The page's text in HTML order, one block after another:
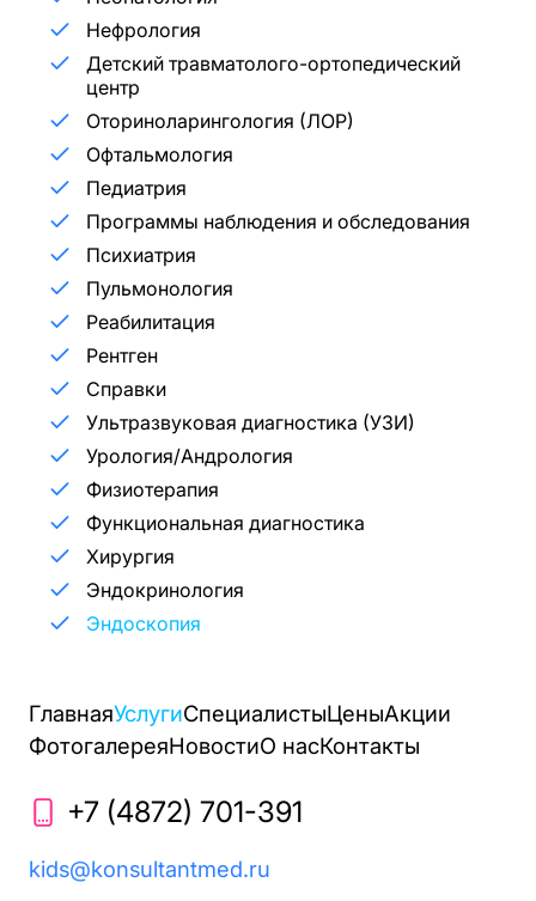
Нефрология
Детский травматолого-ортопедический
центр
Оториноларингология (ЛОР)
Офтальмология
Педиатрия
Программы наблюдения и обследования
Психиатрия
Пульмонология
Реабилитация
Рентген
Справки
Ультразвуковая диагностика (УЗИ)
Урология/Андрология
Физиотерапия
Функциональная диагностика
Хирургия
Эндокринология
Эндоскопия
ГлавнаяУслугиСпециалистыЦеныАкции
ФотогалереяНовостиО насКонтакты
+7 (4872) 701-391
kids@konsultantmed.ru